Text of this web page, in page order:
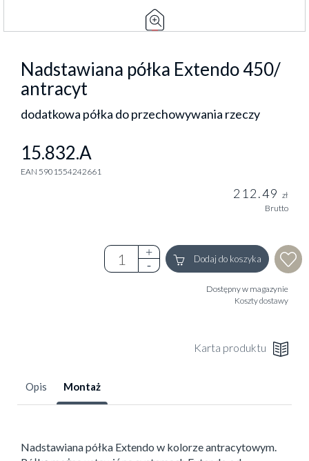
Nadstawiana półka Extendo 450/
antracyt
dodatkowa półka do przechowywania rzeczy
15.832.A
EAN 5901554242661
212.49 zł
Brutto
Dodaj do koszyka
Dostępny w magazynie
Koszty dostawy
Karta produktu
Opis Montaż
Nadstawiana półka Extendo w kolorze antracytowym.